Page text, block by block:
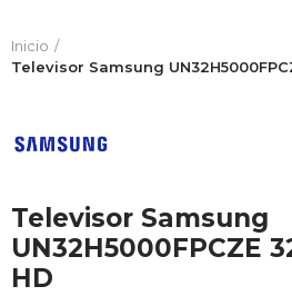
Inicio
Televisor Samsung
Televisor Samsung
UN32H5000FPCZE
HD